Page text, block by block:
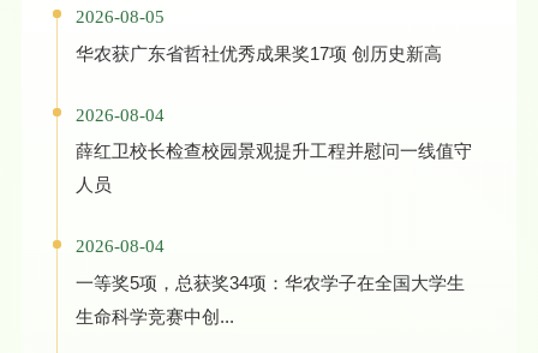
2026-08-05
华农获广东省哲社优秀成果奖17项 创历史新高
2026-08-04
薛红卫校长检查校园景观提升工程并慰问一线值守
人员
2026-08-04
一等奖5项，总获奖34项：华农学子在全国大学生
生命科学竞赛中创...